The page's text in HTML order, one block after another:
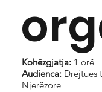
Kohëzgjatja:1 orë
Audienca:Drejtues
Njerëzore